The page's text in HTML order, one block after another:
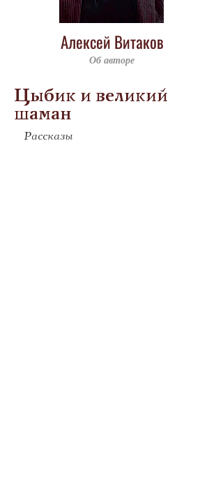
Алексей Витаков
Об авторе
Цыбик и великий
шаман
Рассказы